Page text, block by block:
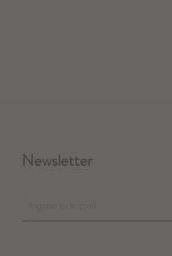
Newsletter